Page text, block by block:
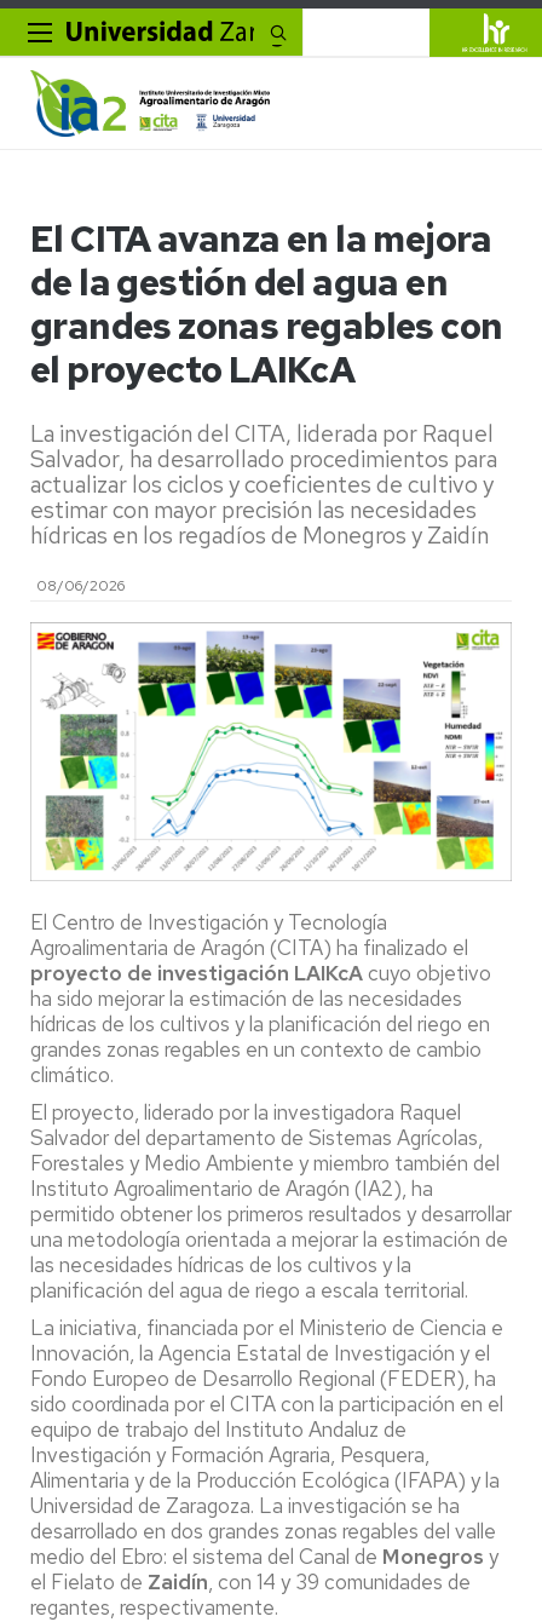
El CITA avanza en la mejora
de la gestión del agua en
grandes zonas regables con
el proyecto LAIKcA
La investigación del CITA, liderada por Raquel
Salvador, ha desarrollado procedimientos para
actualizar los ciclos y coeficientes de cultivo y
estimar con mayor precisión las necesidades
hídricas en los regadíos de Monegros y Zaidín
08/06/2026
El Centro de Investigación y Tecnología
Agroalimentaria de Aragón (CITA) ha finalizado el
proyecto de investigación LAIKcAcuyo objetivo
ha sido mejorar la estimación de las necesidades
hídricas de los cultivos y la planificación del riego en
grandes zonas regables en un contexto de cambio
climático.
El proyecto, liderado por la investigadora Raquel
Salvador del departamento de Sistemas Agrícolas,
Forestales y Medio Ambiente y miembro también del
Instituto Agroalimentario de Aragón (IA2), ha
permitido obtener los primeros resultados y desarrollar
una metodología orientada a mejorar la estimación de
las necesidades hídricas de los cultivos y la
planificación del agua de riego a escala territorial.
La iniciativa, financiada por el Ministerio de Ciencia e
Innovación, la Agencia Estatal de Investigación y el
Fondo Europeo de Desarrollo Regional (FEDER), ha
sido coordinada por el CITA con la participación en el
equipo de trabajo del Instituto Andaluz de
Investigación y Formación Agraria, Pesquera,
Alimentaria y de la Producción Ecológica (IFAPA) y la
Universidad de Zaragoza. La investigación se ha
desarrollado en dos grandes zonas regables del valle
medio del Ebro: el sistema del Canal de Monegros y
el Fielato de Zaidín, con 14 y 39 comunidades de
regantes, respectivamente.